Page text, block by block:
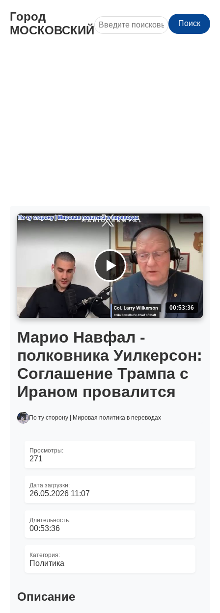
Город
МОСКОВСКИЙ
Поиск
00:53:36
Марио Навфал -
полковника Уилкерсон:
Соглашение Трампа с
Ираном провалится
По ту сторону | Мировая политика в переводах
Просмотры:
271
Дата загрузки:
26.05.2026 11:07
Длительность:
00:53:36
Категория:
Политика
Описание